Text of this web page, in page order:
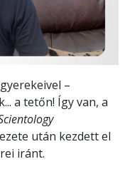
–
a tetőn! Így van, a
után kezdett el
iránt.